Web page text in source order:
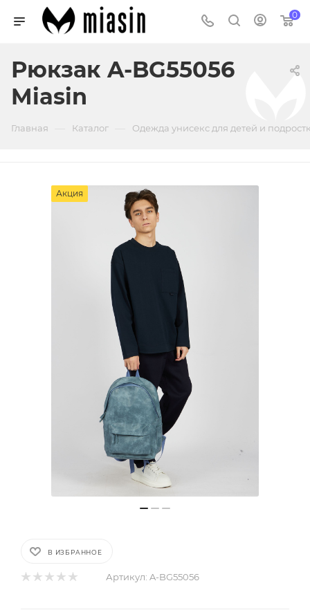
0
Рюкзак A-BG55056
Miasin
Главная Каталог Одежда унисекс для детей и
Акция
В ИЗБРАННОЕ
Артикул: A-BG55056